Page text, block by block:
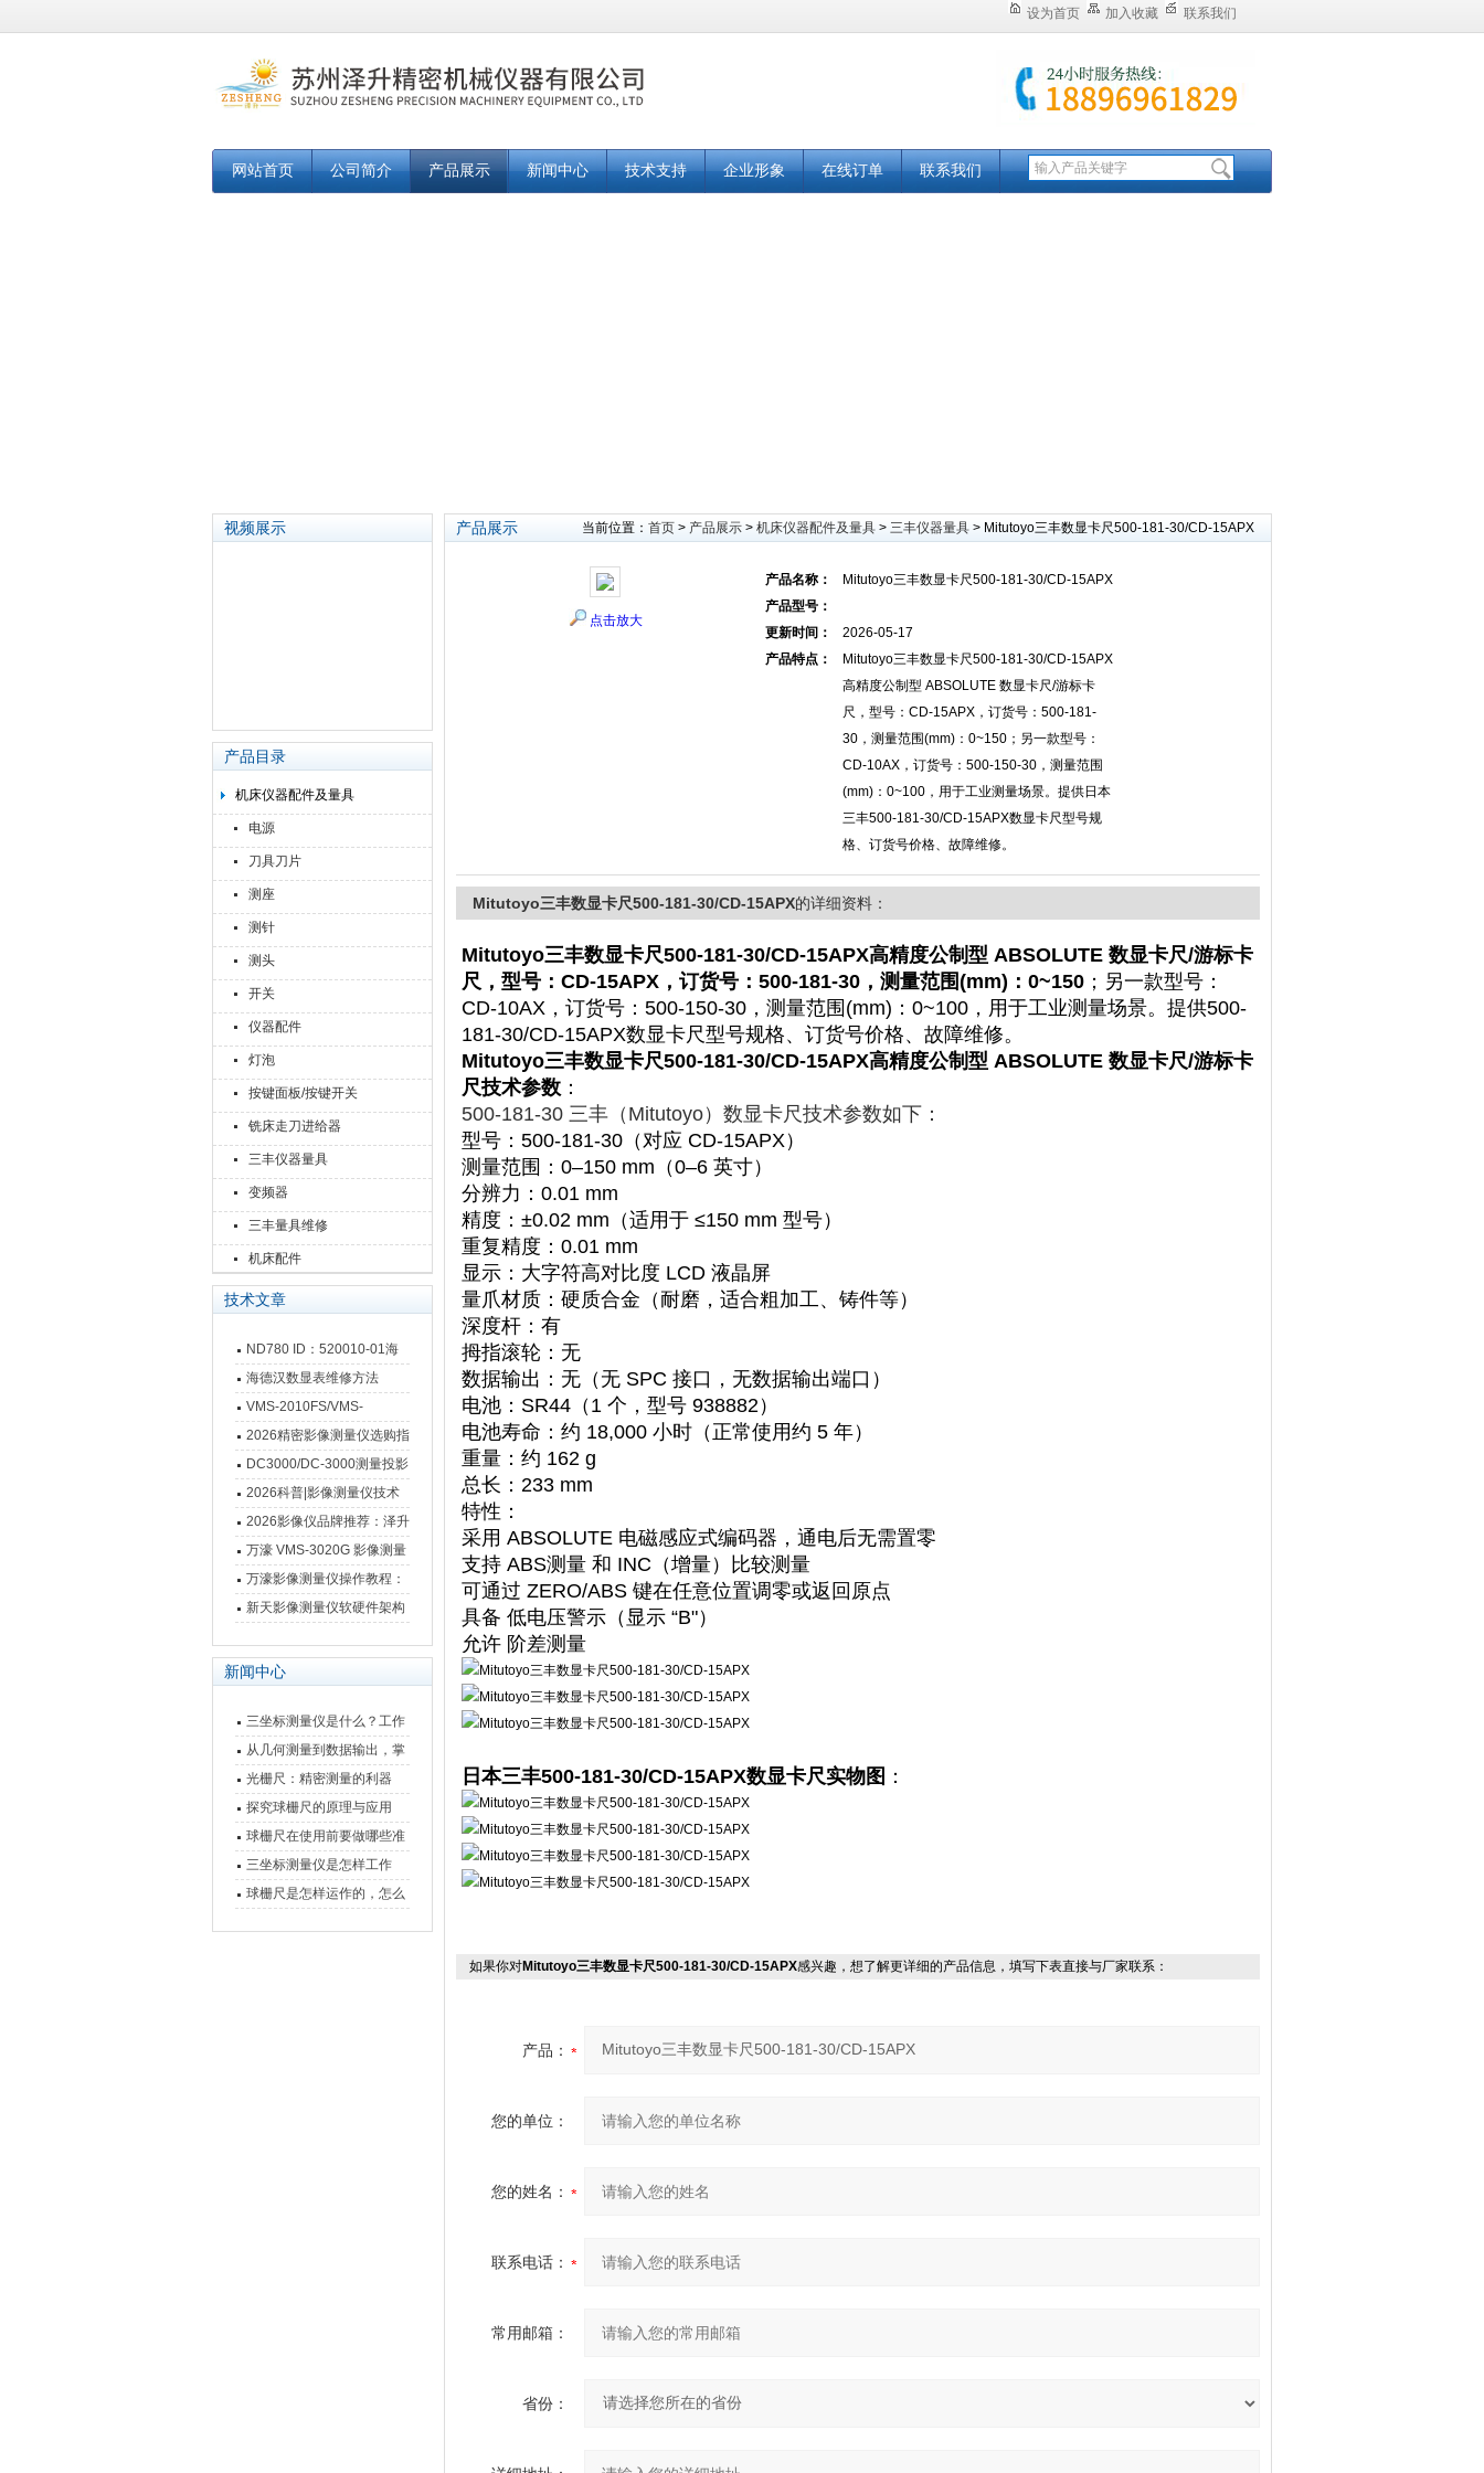
设为首页 加入收藏 联系我们
网站首页 公司简介 产品展示 新闻中心 技术支持 企业形象 在线订单 联系我们
视频展示
产品目录
机床仪器配件及量具
电源
刀具刀片
测座
测针
测头
开关
仪器配件
灯泡
按键面板/按键开关
铣床走刀进给器
三丰仪器量具
变频器
三丰量具维修
机床配件
技术文章
ND780 ID：520010-01海
德汉数显表故障维修内容
海德汉数显表维修方法
VMS-2010FS/VMS-
3020FS/VMS-4030FS手动
影像测量仪技术参数
2026精密影像测量仪选购指
南 靠谱品牌一站式选型推荐
DC3000/DC-3000测量投影
仪万濠数据处理器数显表故
障维修方法
2026科普|影像测量仪技术
原理、分类及选型应用
2026影像仪品牌推荐：泽升
影像测量仪选型指南
万濠 VMS-3020G 影像测量
仪技术规格与应用解析
万濠影像测量仪操作教程：
从开机到出报告，新手也能
新天影像测量仪软硬件架构
新闻中心
三坐标测量仪是什么？工作
原理、分类与核心功能一次
讲清
从几何测量到数据输出，掌
握万濠影像测量仪的六大核
心能力
光栅尺：精密测量的利器
探究球栅尺的原理与应用
球栅尺在使用前要做哪些准
备工作？
三坐标测量仪是怎样工作
的，功能有什么优势？
球栅尺是怎样运作的，怎么
产品展示 当前位置： 首页 > 产品展示 > 机床仪器配件及量具 > 三丰仪器量具 > Mitutoyo三丰数显卡尺500-181-30/CD-15APX
点击放大
产品名称：
Mitutoyo三丰数显卡尺500-181-30/CD-15APX
产品型号：
更新时间：
2026-05-17
产品特点：
Mitutoyo三丰数显卡尺500-181-30/CD-15APX
高精度公制型 ABSOLUTE 数显卡尺/游标卡
尺，型号：CD-15APX，订货号：500-181-
30，测量范围(mm)：0~150；另一款型号：
CD-10AX，订货号：500-150-30，测量范围
(mm)：0~100，用于工业测量场景。提供日本
三丰500-181-30/CD-15APX数显卡尺型号规
格、订货号价格、故障维修。
Mitutoyo三丰数显卡尺500-181-30/CD-15APX的详细资料：
Mitutoyo三丰数显卡尺500-181-30/CD-15APX高精度公制型 ABSOLUTE 数显卡尺/游标卡
尺，型号：CD-15APX，订货号：500-181-30，测量范围(mm)：0~150 ；另一款型号：
CD-10AX，订货号：500-150-30，测量范围(mm)：0~100，用于工业测量场景。提供500-
181-30/CD-15APX数显卡尺型号规格、订货号价格、故障维修。
Mitutoyo三丰数显卡尺500-181-30/CD-15APX高精度公制型 ABSOLUTE 数显卡尺/游标卡
尺技术参数 ：
500-181-30 三丰（Mitutoyo）数显卡尺技术参数如下：
型号 ‌：500-181-30（对应 CD-15APX）
测量范围 ‌：0–150 mm（0–6 英寸）
分辨力 ‌：0.01 mm
精度 ‌：±0.02 mm（适用于 ≤150 mm 型号）
重复精度 ‌：0.01 mm
显示 ‌：大字符高对比度 LCD 液晶屏
量爪材质 ‌：硬质合金（耐磨，适合粗加工、铸件等）
深度杆 ‌：有
拇指滚轮 ‌：无
数据输出 ‌：‌ 无 ‌（无 SPC 接口，无数据输出端口）
电池 ‌：SR44（1 个，型号 938882）
电池寿命 ‌：约 18,000 小时（正常使用约 ‌ 5 年‌）
重量 ‌：约 162 g
总长 ‌：233 mm
特性 ‌：
采用 ‌ ABSOLUTE 电磁感应式编码器 ‌，通电后无需置零
支持 ‌ ABS测量 ‌ 和 ‌ INC（增量）比较测量
可通过 ZERO/ABS 键在任意位置调零或返回原点
具备 ‌ 低电压警示 ‌（显示 “B"）
允许 ‌ 阶差测量
日本三丰500-181-30/CD-15APX数显卡尺实物图 ：
如果你对Mitutoyo三丰数显卡尺500-181-30/CD-15APX感兴趣，想了解更详细的产品信息，填写下表直接与厂家联系：
产品：
您的单位：
您的姓名：
联系电话：
常用邮箱：
省份：